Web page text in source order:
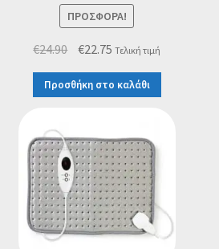
ΠΡΟΣΦΟΡΆ!
€24.90 Original
was:
€22.75 Η
τιμή
Τελική τιμή
Προσθήκη στο καλάθι